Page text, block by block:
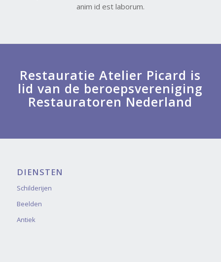
anim id est laborum.
Restauratie Atelier Picard is
lid van de beroepsvereniging
Restauratoren Nederland
DIENSTEN
Schilderijen
Beelden
Antiek